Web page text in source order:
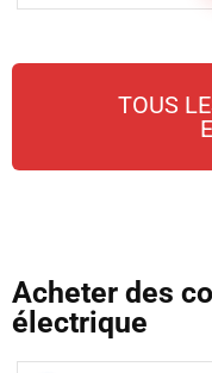
TOUS
Acheter des
électrique